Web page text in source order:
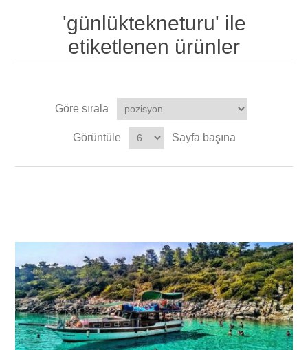
'günlüktekneturu' ile
etiketlenen ürünler
Göre sırala
Görüntüle Sayfa başına